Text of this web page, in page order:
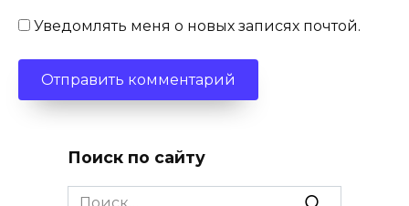
Уведомлять меня о новых записях почтой.
Поиск по сайту
Search